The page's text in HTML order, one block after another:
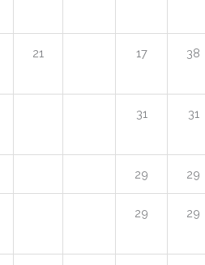
21 17 38
31 31
29 29
29 29